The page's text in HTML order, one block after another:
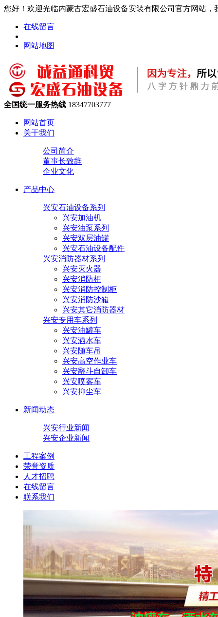
您好！欢迎光临内蒙古宏盛石油设备安装有限公司官方网站，
在线留言
网站地图
全国统一服务热线 18347703777
网站首页
关于我们
公司简介
董事长致辞
企业文化
产品中心
兴安石油设备系列
兴安加油机
兴安油泵系列
兴安双层油罐
兴安石油设备配件
兴安消防器材系列
兴安灭火器
兴安消防柜
兴安消防控制柜
兴安消防沙箱
兴安其它消防器材
兴安专用车系列
兴安油罐车
兴安洒水车
兴安随车吊
兴安高空作业车
兴安翻斗自卸车
兴安喷雾车
兴安抑尘车
新闻动态
兴安行业新闻
兴安企业新闻
工程案例
荣誉资质
人才招聘
在线留言
联系我们